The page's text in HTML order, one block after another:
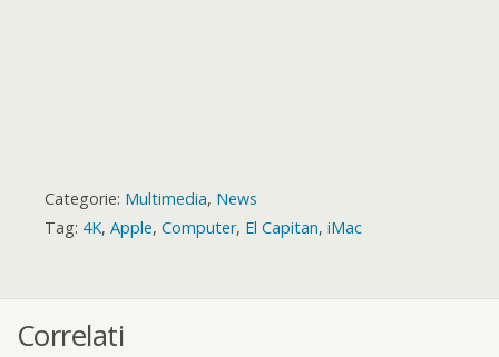
Categorie: Multimedia, News
Tag: 4K, Apple, Computer, El Capitan, iMac
Correlati